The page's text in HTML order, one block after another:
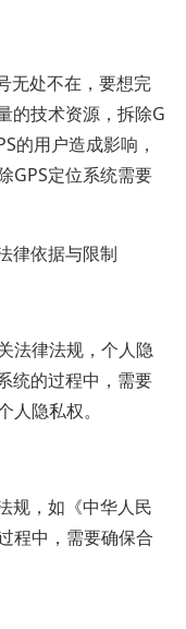
无处不在，要想完
的技术资源，拆除G
的用户造成影响，
GPS定位系统需要
律依据与限制
法律法规，个人隐
统的过程中，需要
隐私权。
规，如《中华人民
程中，需要确保合